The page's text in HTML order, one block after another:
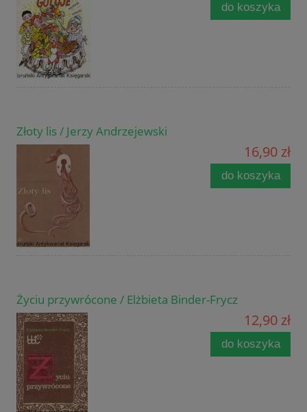
do koszyka
Złoty lis / Jerzy Andrzejewski
16,90 zł
do koszyka
Życiu przywrócone / Elżbieta Binder-Frycz
12,90 zł
do koszyka